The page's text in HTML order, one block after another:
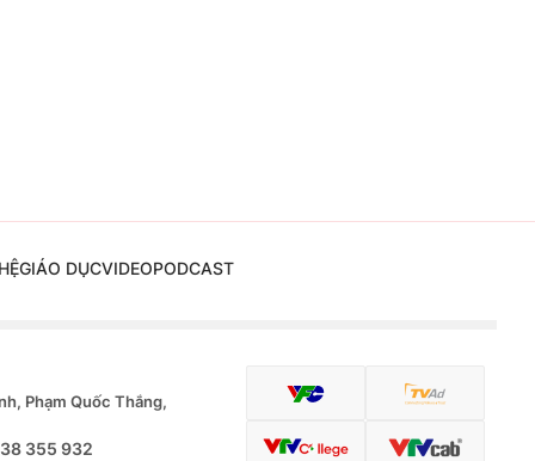
GIÁO DỤCVIDEOPODCAST
Phạm Quốc Thắng,
355 932